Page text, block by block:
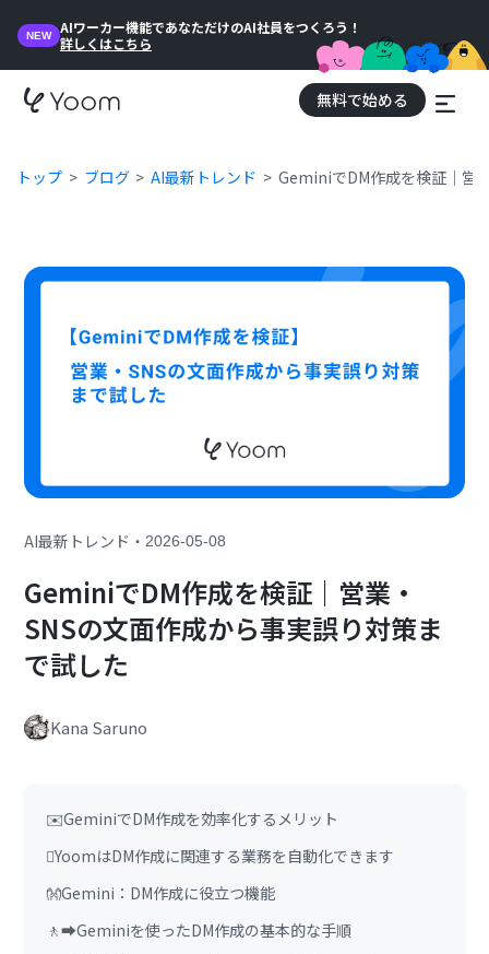
NEW
AIワーカー機能であなただけのAI社員をつくろう！
詳しくはこちら
無料で始める
トップ ブログ AI最新トレンド GeminiでDM作成を検証｜営
AI最新トレンド ・2026-05-08
GeminiでDM作成を検証｜営業・
SNSの文面作成から事実誤り対策ま
で試した
Kana Saruno
✉️GeminiでDM作成を効率化するメリット
🪏YoomはDM作成に関連する業務を自動化できます
👐Gemini：DM作成に役立つ機能
🚶‍➡️Geminiを使ったDM作成の基本的な手順